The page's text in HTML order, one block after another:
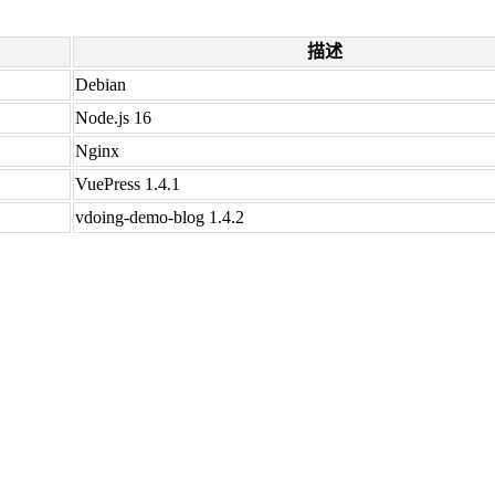
描述
Debian
Node.js 16
Nginx
VuePress 1.4.1
vdoing-demo-blog 1.4.2